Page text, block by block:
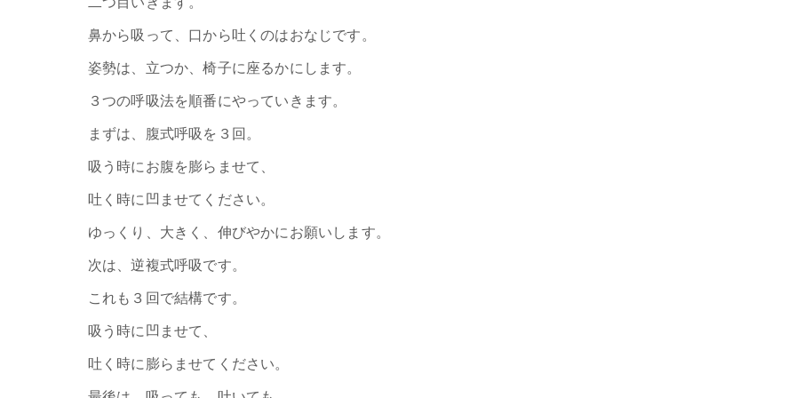
鼻から吸って、口から吐くのはおなじです。
姿勢は、立つか、椅子に座るかにします。
３つの呼吸法を順番にやっていきます。
まずは、腹式呼吸を３回。
吸う時にお腹を膨らませて、
吐く時に凹ませてください。
ゆっくり、大きく、伸びやかにお願いします。
次は、逆複式呼吸です。
これも３回で結構です。
吸う時に凹ませて、
吐く時に膨らませてください。